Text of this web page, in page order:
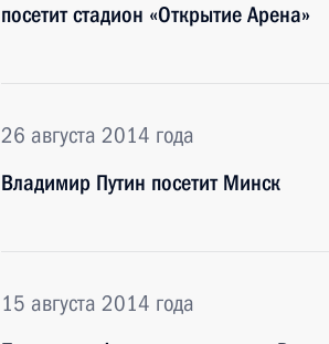
посетит стадион «Открытие Арена»
26 августа 2014 года
Владимир Путин посетит Минск
15 августа 2014 года